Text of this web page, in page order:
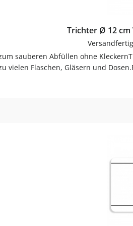
Trichter Ø 12
vielen Flaschen, Gläsern und
Einfach in der Anwendung und